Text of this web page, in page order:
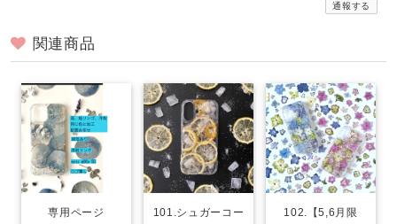
通報する
関連商品
専用ページ
101.シュガーコー
102.【5,6月限